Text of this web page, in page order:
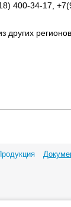
400-34-17,
других регионов